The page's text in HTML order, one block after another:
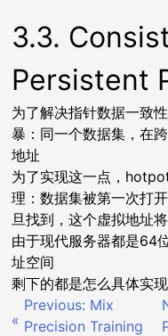
3.3.
Persistent
为了解决指针数据一致
暴：同一个数据集，在
地址
为了实现这一点，
理：数据集被第一次打
旦找到，这个虚拟地址
由于现代服务器都是64
址空间
剩下的都是怎么具体实
文Previous: Mix
Precision Training